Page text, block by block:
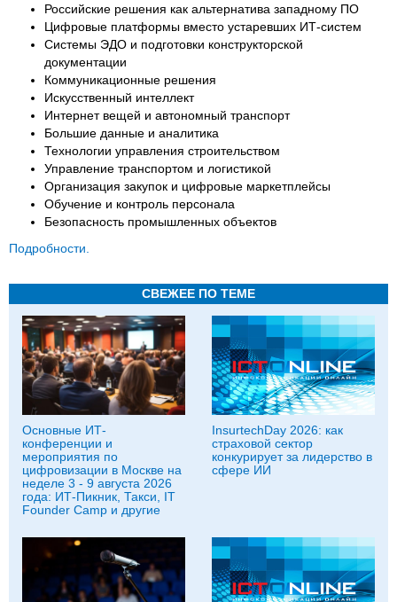
Российские решения как альтернатива западному ПО
Цифровые платформы вместо устаревших ИТ-систем
Системы ЭДО и подготовки конструкторской
документации
Коммуникационные решения
Искусственный интеллект
Интернет вещей и автономный транспорт
Большие данные и аналитика
Технологии управления строительством
Управление транспортом и логистикой
Организация закупок и цифровые маркетплейсы
Обучение и контроль персонала
Безопасность промышленных объектов
Подробности.
СВЕЖЕЕ ПО ТЕМЕ
Основные ИТ-
конференции и
мероприятия по
цифровизации в Москве на
неделе 3 - 9 августа 2026
года: ИТ-Пикник, Такси, IT
Founder Camp и другие
InsurtechDay 2026: как
страховой сектор
конкурирует за лидерство в
сфере ИИ